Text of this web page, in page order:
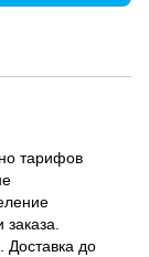
тарифов
. Доставка до